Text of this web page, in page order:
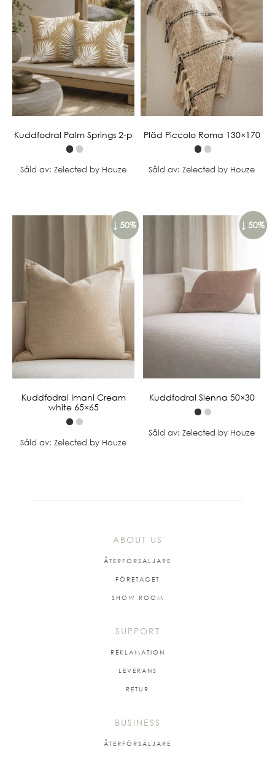
Kuddfodral Palm Springs 2-p
Såld av: Zelected by Houze
Pläd Piccolo Roma 130×170
Såld av: Zelected by Houze
↓ 50%
Kuddfodral Imani Cream
white 65×65
Såld av: Zelected by Houze
↓ 50%
Kuddfodral Sienna 50×30
Såld av: Zelected by Houze
ABOUT US
ÅTERFÖRSÄLJARE
FÖRETAGET
SHOW ROOM
SUPPORT
REKLAMATION
LEVERANS
RETUR
BUSINESS
ÅTERFÖRSÄLJARE